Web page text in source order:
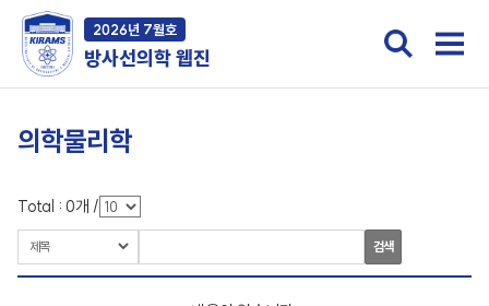
2026년 7월호
방사선의학 웹진
의학물리학
Total :0개 /
검색